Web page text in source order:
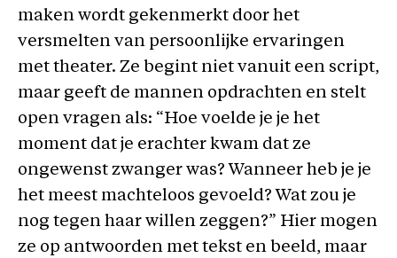
maken wordt gekenmerkt door het
versmelten van persoonlijke ervaringen
met theater. Ze begint niet vanuit een script,
maar geeft de mannen opdrachten en stelt
open vragen als: “Hoe voelde je je het
moment dat je erachter kwam dat ze
ongewenst zwanger was? Wanneer heb je je
het meest machteloos gevoeld? Wat zou je
nog tegen haar willen zeggen?” Hier mogen
ze op antwoorden met tekst en beeld, maar